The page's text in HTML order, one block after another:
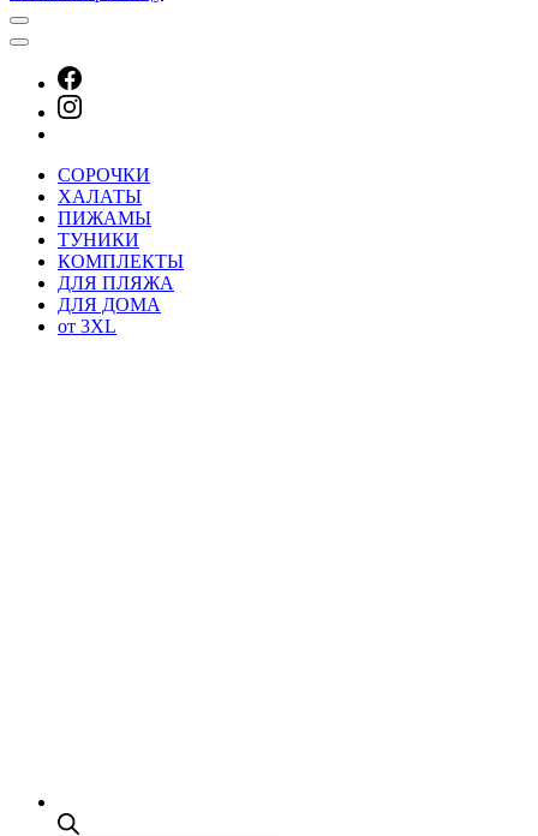
СОРОЧКИ
ХАЛАТЫ
ПИЖАМЫ
ТУНИКИ
КОМПЛЕКТЫ
ДЛЯ ПЛЯЖА
ДЛЯ ДОМА
от 3XL